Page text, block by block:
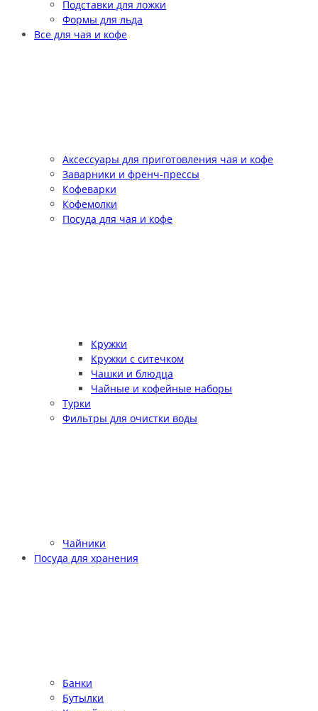
Подставки для ложки
Формы для льда
Все для чая и кофе
Аксессуары для приготовления чая и кофе
Заварники и френч-прессы
Кофеварки
Кофемолки
Посуда для чая и кофе
Кружки
Кружки с ситечком
Чашки и блюдца
Чайные и кофейные наборы
Турки
Фильтры для очистки воды
Чайники
Посуда для хранения
Банки
Бутылки